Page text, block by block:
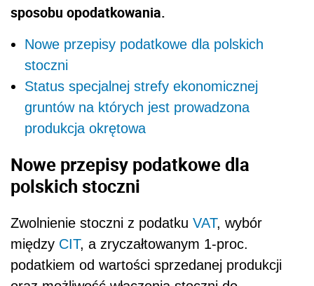
sposobu opodatkowania.
Nowe przepisy podatkowe dla polskich
stoczni
Status specjalnej strefy ekonomicznej
gruntów na których jest prowadzona
produkcja okrętowa
Nowe przepisy podatkowe dla
polskich stoczni
Zwolnienie stoczni z podatku VAT, wybór
między CIT, a zryczałtowanym 1-proc.
podatkiem od wartości sprzedanej produkcji